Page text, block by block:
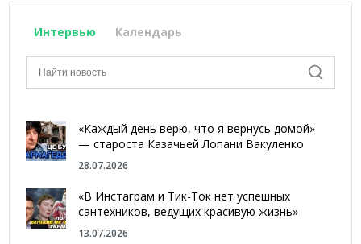
Интервью Календарь
«Каждый день верю, что я вернусь домой»
— староста Казачьей Лопани Вакуленко
28.07.2026
«В Инстаграм и Тик-Ток нет успешных
сантехников, ведущих красивую жизнь»
13.07.2026